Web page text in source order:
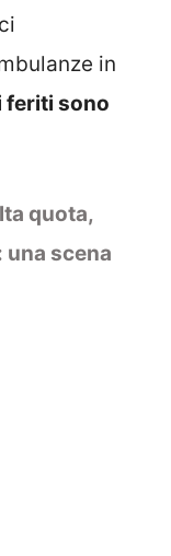
in
feriti sono
quota,
scena